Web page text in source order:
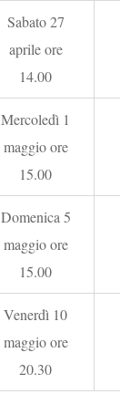
Sabato 27
aprile ore
14.00
Mercoledì 1
maggio ore
15.00
Domenica 5
maggio ore
15.00
Venerdì 10
maggio ore
20.30